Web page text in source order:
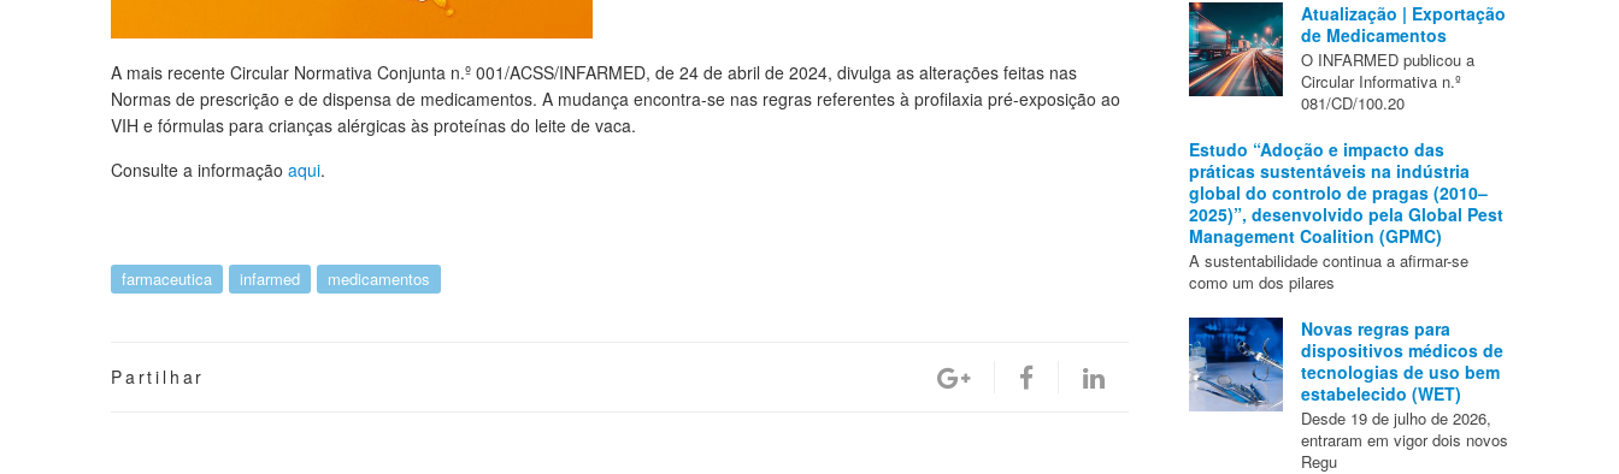
A mais recente Circular Normativa Conjunta n.º 001/ACSS/INFARMED, de 24 de abril de 2024, divulga as alterações feitas nas
Normas de prescrição e de dispensa de medicamentos. A mudança encontra-se nas regras referentes à profilaxia pré-exposição ao
VIH e fórmulas para crianças alérgicas às proteínas do leite de vaca.
Consulte a informação aqui.
farmaceutica infarmed medicamentos
Partilhar
Atualização | Exportação
de Medicamentos
O INFARMED publicou a
Circular Informativa n.º
081/CD/100.20
Estudo “Adoção e impacto das
práticas sustentáveis na indústria
global do controlo de pragas (2010–
2025)”, desenvolvido pela Global Pest
Management Coalition (GPMC)
A sustentabilidade continua a afirmar-se
como um dos pilares
Novas regras para
dispositivos médicos de
tecnologias de uso bem
estabelecido (WET)
Desde 19 de julho de 2026,
entraram em vigor dois novos
Regu